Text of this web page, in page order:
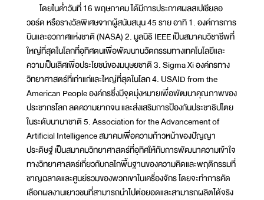
โดยในค่ำวันที่ 16 พฤษภาคม ได้มีการประกาศผลสเปเชียลอ
วอร์ด หรือรางวัลพิเศษจากผู้สนับสนุน 45 ราย อาทิ 1. องค์การการ
บินและอวกาศแห่งชาติ (NASA) 2. มูลนิธิ IEEE เป็นสมาคมวิชาชีพที่
ใหญ่ที่สุดในโลกที่อุทิศตนเพื่อพัฒนานวัตกรรมทางเทคโนโลยีและ
ความเป็นเลิศเพื่อประโยชน์ของมนุษยชาติ 3. Sigma Xi องค์กรทาง
วิทยาศาสตร์ที่เก่าแก่และใหญ่ที่สุดในโลก 4. USAID from the
American People องค์กรซึ่งมีจุดมุ่งหมายเพื่อพัฒนาคุณภาพของ
ประชากรโลก ลดความยากจน และส่งเสริมการป้องกันประชาธิปไตย
ในระดับนานาชาติ 5. Association for the Advancement of
Artificial Intelligence สมาคมเพื่อความก้าวหน้าของปัญญา
ประดิษฐ์ เป็นสมาคมวิทยาศาสตร์ที่อุทิศให้กับการพัฒนาความเข้าใจ
ทางวิทยาศาสตร์เกี่ยวกับกลไกพื้นฐานของความคิดและพฤติกรรมที่
ชาญฉลาดและศูนย์รวมของพวกเขาในเครื่องจักร โดยจะทำการคัด
เลือกผลงานเยาวชนที่สามารถนำไปต่อยอดและสามารถผลิตได้จริง